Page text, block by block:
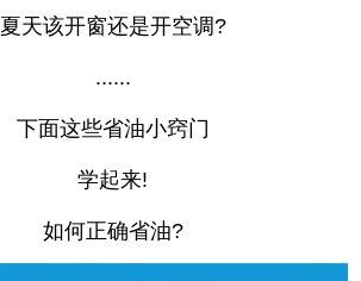
夏天该开窗还是开空调?
......
下面这些省油小窍门
学起来!
如何正确省油?